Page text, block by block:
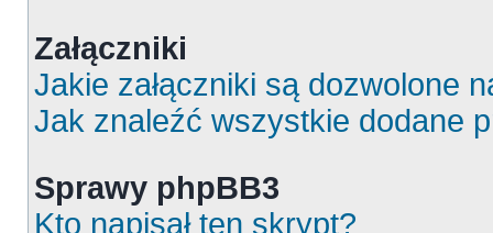
Załączniki
Jakie załączniki są dozwolone
Jak znaleźć wszystkie dodane
Sprawy phpBB3
Kto napisał ten skrypt?